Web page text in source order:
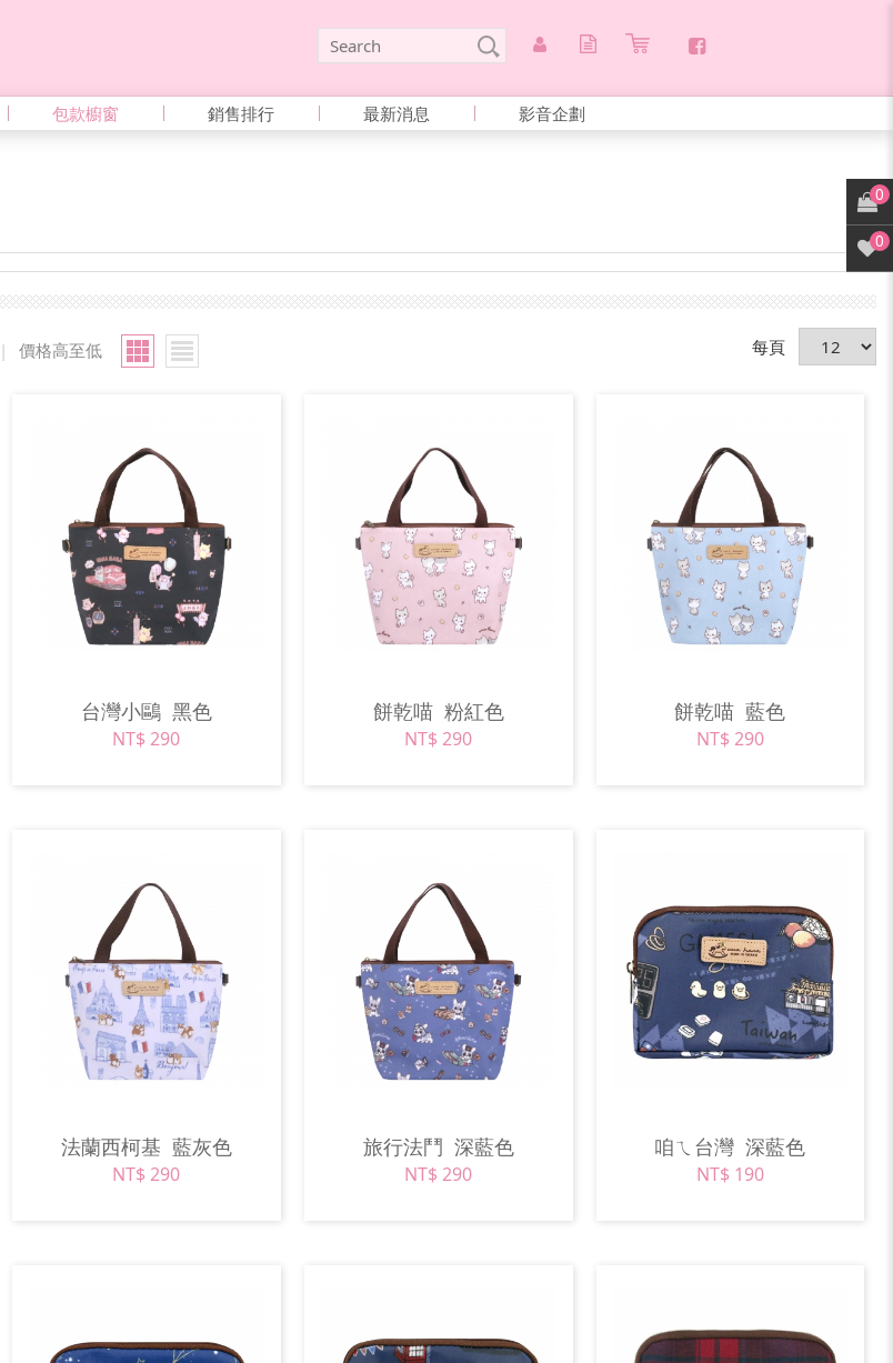
包款櫥窗 銷售排行 最新消息 影音企劃
| 價格高至低 每頁
台灣小鷗 黑色
NT$ 290
餅乾喵 粉紅色
NT$ 290
餅乾喵藍色
NT$ 290
法蘭西柯基 藍灰色
NT$ 290
旅行法鬥 深藍色
NT$ 290
咱ㄟ台灣深藍色
NT$ 190
0
0